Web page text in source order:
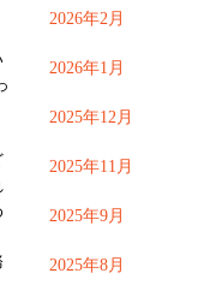
2026年2月
2026年1月
2025年12月
2025年11月
2025年9月
2025年8月